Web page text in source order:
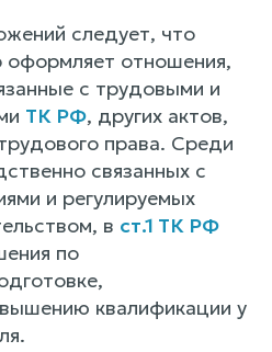
следует, что
оформляет отношения,
с трудовыми и
ТК РФ, других актов,
права. Среди
связанных с
и регулируемых
в ст.1 ТК РФ
по
квалификации у